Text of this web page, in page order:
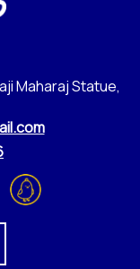
Maharaj Statue,